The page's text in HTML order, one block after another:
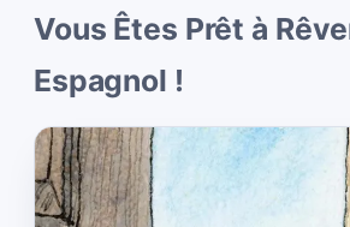
Vous Êtes Prêt à
Espagnol !